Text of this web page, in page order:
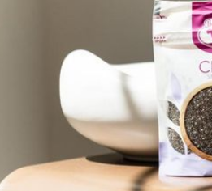
Priroda
Berny
Dobrodošli u Berny svijet,
kvaliteta idu ruku pod ruku.
Našihtop 5!